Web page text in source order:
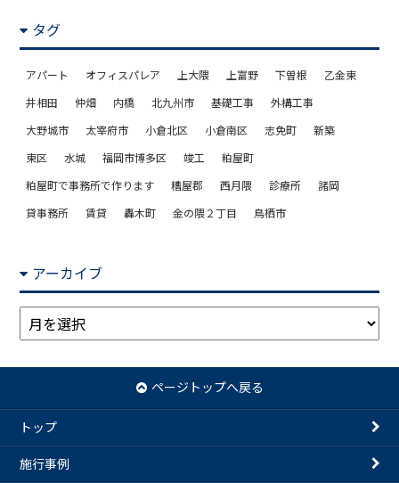
タグ
アパート オフィスパレア 上大隈 上富野 下曽根
乙金東
井相田
仲畑 内橋 北九州市 基礎工事
外構工事
大野城市
太宰府市 小倉北区 小倉南区 志免町
新築
東区
水城 福岡市博多区 竣工
粕屋町
粕屋町で事務所で作ります
糟屋郡 西月隈 診療所
諸岡
貸事務所
賃貸 轟木町 金の隈２丁目 鳥栖市
アーカイブ
ア
ー
ブ
ページトップへ戻る
トップ
施行事例